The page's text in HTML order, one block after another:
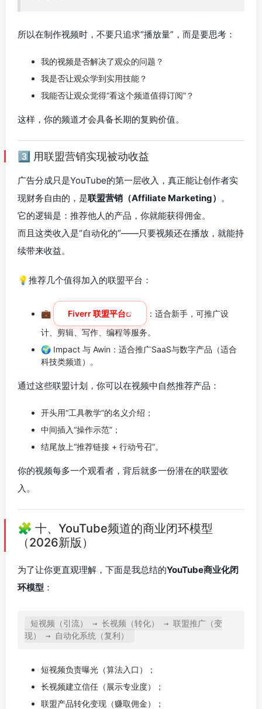
所以在制作视频时，不要只追求“播放量”，而是要思考：
我的视频是否解决了观众的问题？
我是否让观众学到实用技能？
我能否让观众觉得“看这个频道值得订阅”？
这样，你的频道才会具备长期的复购价值。
3️⃣ 用联盟营销实现被动收益
广告分成只是YouTube的第一层收入，真正能让创作者实
现财务自由的，是联盟营销（Affiliate Marketing） 。
它的逻辑是：推荐他人的产品，你就能获得佣金。
而且这类收入是“自动化的”——只要视频还在播放，就能持
续带来收益。
💡推荐几个值得加入的联盟平台：
💼 Fiverr 联盟平台
：适合新手，可推广设
计、剪辑、写作、编程等服务。
🌍 Impact 与 Awin：适合推广SaaS与数字产品（适合
科技类频道）。
通过这些联盟计划，你可以在视频中自然推荐产品：
开头用“工具教学”的名义介绍；
中间插入“操作示范”；
结尾放上“推荐链接 + 行动号召”。
你的视频每多一个观看者，背后就多一份潜在的联盟收
入。
🧩 十、YouTube频道的商业闭环模型
（2026新版）
为了让你更直观理解，下面是我总结的YouTube商业化闭
环模型 ：
短视频（引流） → 长视频（转化） → 联盟推广（变
短视频负责曝光（算法入口）；
长视频建立信任（展示专业度）；
联盟产品转化变现（赚取佣金）；